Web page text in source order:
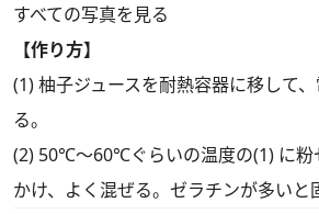
すべての写真を見る
【作り方】
(1) 柚子ジュースを耐熱容器に移して
る。
(2) 50℃～60℃ぐらいの温度の(1) に粉
かけ、よく混ぜる。ゼラチンが多いと